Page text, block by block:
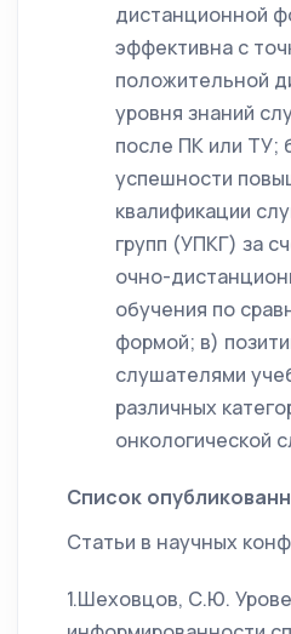
дистанционной
эффективна с
положительной
уровня знаний
после ПК или ТУ;
успешности
квалификации
групп (УПКГ) за
очно-
обучения по
формой; в)
слушателями
различных
онкологической
Список
Статьи в научных
1.Шеховцов, С.Ю.